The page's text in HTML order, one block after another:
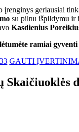
įrenginys geriausiai
su pilnu išpildymu ir
Kasdienius
ramiai gyventi
GAUTI
Skaičiuoklės